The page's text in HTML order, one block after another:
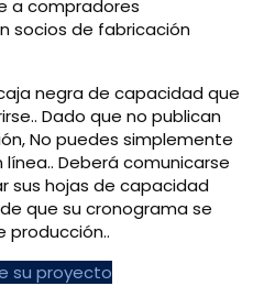
a compradores
socios de fabricación
negra de capacidad que
Dado que no publican
No puedes simplemente
Deberá comunicarse
sus hojas de capacidad
que su cronograma se
producción..
su proyecto